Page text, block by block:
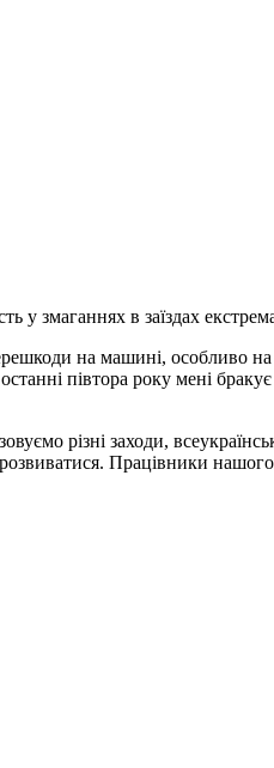
у змаганнях в заїздах
на машині, особливо
півтора року мені
різні заходи,
Працівники